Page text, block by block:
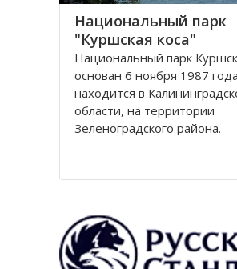
Национальный парк
"Куршская коса"
Национальный парк
основан 6 ноября 1987
находится в
области, на территории
Зеленоградского района.
стал одним из первых
Союзе, организованных в
80-х годов. Позже он был
в